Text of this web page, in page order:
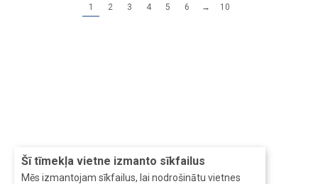
Šī tīmekļa vietne izmanto sīkfailus
Mēs izmantojam sīkfailus, lai nodrošinātu vietnes
1 2 3 4 5 6 → 10